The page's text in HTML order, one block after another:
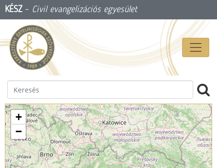
KÉSZ- Civil evangelizációs egyesület
+
−